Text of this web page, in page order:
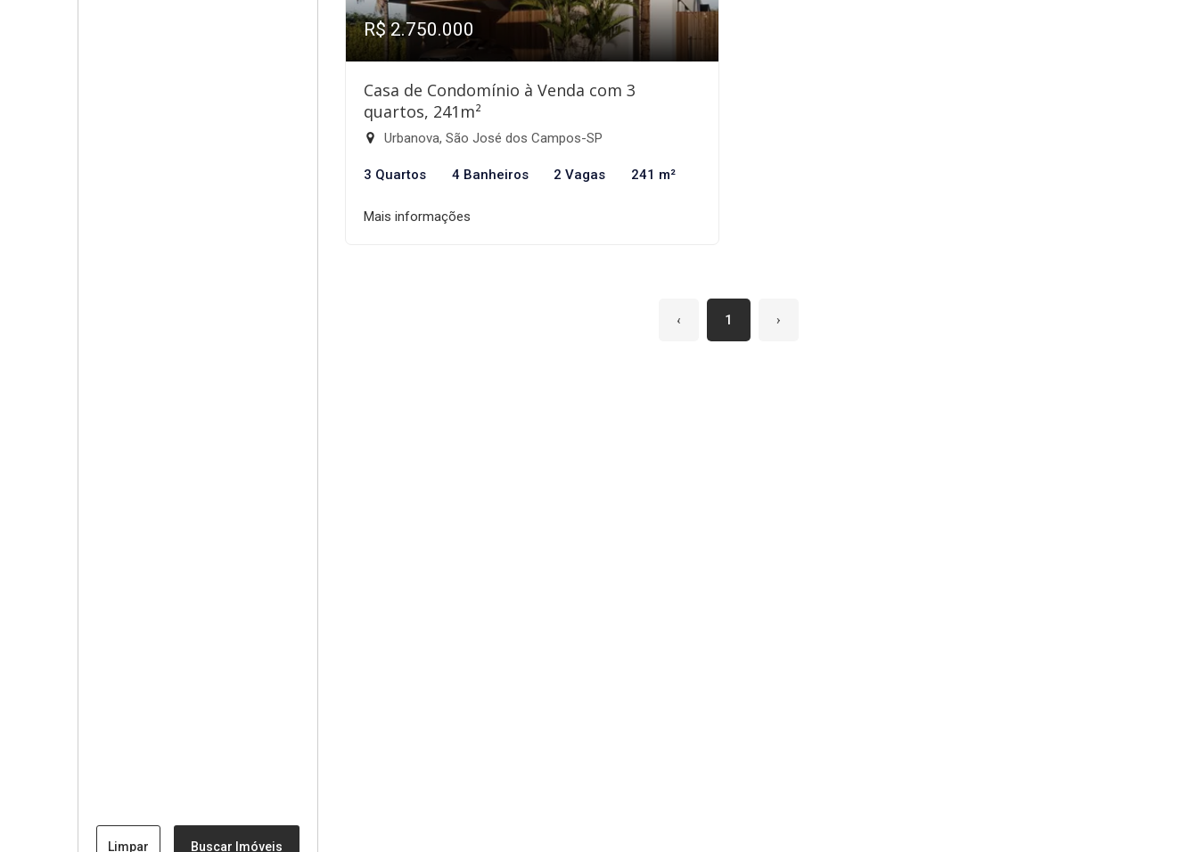
Limpar Buscar Imóveis
R$ 2.750.000
Casa de Condomínio à Venda com 3
quartos, 241m²
Urbanova, São José dos Campos-SP
3 Quartos 4 Banheiros 2 Vagas 241 m²
Mais informações
‹ 1 ›